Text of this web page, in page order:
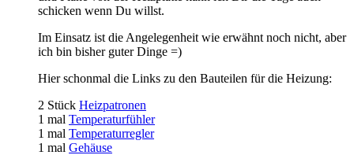
schicken wenn Du willst.
Im Einsatz ist die Angelegenheit wie erwähnt noch nicht, aber
ich bin bisher guter Dinge =)
Hier schonmal die Links zu den Bauteilen für die Heizung:
2 Stück Heizpatronen
1 mal Temperaturfühler
1 mal Temperaturregler
1 mal Gehäuse